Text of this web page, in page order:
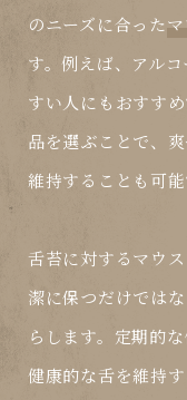
のニーズに合った
す。例えば、アル
すい人にもおすす
品を選ぶことで、
維持することも可能
舌苔に対するマウ
潔に保つだけでは
らします。定期的
健康的な舌を維持